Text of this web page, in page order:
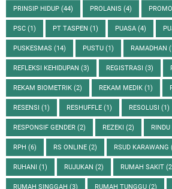
PRINSIP HIDUP (44) PROLANIS (4)
PSC (1) PT TASPEN (1) PUASA (4)
PUSKESMAS (14) PUSTU (1) RAMADHAN
REFLEKSI KEHIDUPAN (3) REGISTRASI (3)
REKAM BIOMETRIK (2) REKAM MEDIK (1)
RESENSI (1) RESHUFFLE (1) RESOLUSI (1)
RESPONSIF GENDER (2) REZEKI (2) RINDU
RPH (6) RS ONLINE (2) RSUD KARAWANG
RUHANI (1) RUJUKAN (2) RUMAH SAKIT
RUMAH SINGGAH (3) RUMAH TUNGGU (2)